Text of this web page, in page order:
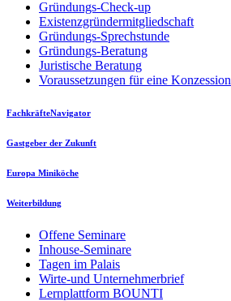
Gründungs-Check-up
Existenzgründermitgliedschaft
Gründungs-Sprechstunde
Gründungs-Beratung
Juristische Beratung
Voraussetzungen für eine Konzession
FachkräfteNavigator
Gastgeber der Zukunft
Europa Miniköche
Weiterbildung
Offene Seminare
Inhouse-Seminare
Tagen im Palais
Wirte-und Unternehmerbrief
Lernplattform BOUNTI